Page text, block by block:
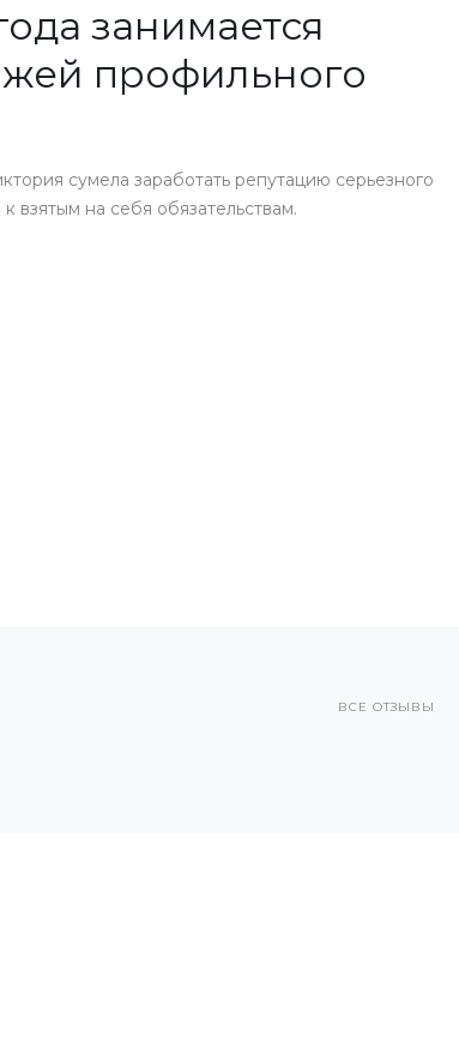
занимается
профильного
сумела заработать репутацию серьезного
взятым на себя обязательствам.
ВСЕ ОТЗЫВЫ